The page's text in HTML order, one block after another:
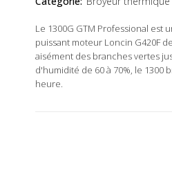
Le 1300G GTM Professional
puissant moteur Loncin G420F
aisément des branches vertes
d'humidité de 60 à 70%, le 1300
heure.